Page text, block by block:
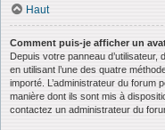
Haut
Comment puis-je afficher un
Depuis votre panneau
en utilisant l’une des quatre
importé. L’administrateur du forum
manière dont ils sont mis à
contactez un administrateur du